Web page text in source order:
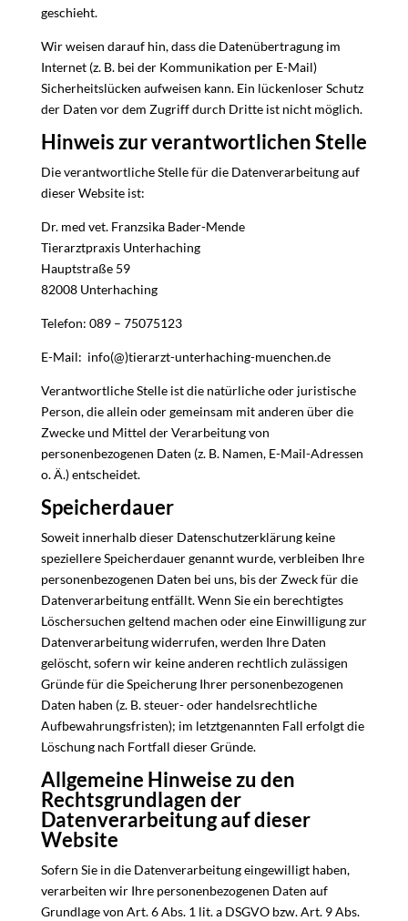
geschieht.
Wir weisen darauf hin, dass die Datenübertragung im
Internet (z. B. bei der Kommunikation per E-Mail)
Sicherheitslücken aufweisen kann. Ein lückenloser Schutz
der Daten vor dem Zugriff durch Dritte ist nicht möglich.
Hinweis zur verantwortlichen Stelle
Die verantwortliche Stelle für die Datenverarbeitung auf
dieser Website ist:
Dr. med vet. Franzsika Bader-Mende
Tierarztpraxis Unterhaching
Hauptstraße 59
82008 Unterhaching
Telefon: 089 – 75075123
E-Mail: info(@)tierarzt-unterhaching-muenchen.de
Verantwortliche Stelle ist die natürliche oder juristische
Person, die allein oder gemeinsam mit anderen über die
Zwecke und Mittel der Verarbeitung von
personenbezogenen Daten (z. B. Namen, E-Mail-Adressen
o. Ä.) entscheidet.
Speicherdauer
Soweit innerhalb dieser Datenschutzerklärung keine
speziellere Speicherdauer genannt wurde, verbleiben Ihre
personenbezogenen Daten bei uns, bis der Zweck für die
Datenverarbeitung entfällt. Wenn Sie ein berechtigtes
Löschersuchen geltend machen oder eine Einwilligung zur
Datenverarbeitung widerrufen, werden Ihre Daten
gelöscht, sofern wir keine anderen rechtlich zulässigen
Gründe für die Speicherung Ihrer personenbezogenen
Daten haben (z. B. steuer- oder handelsrechtliche
Aufbewahrungsfristen); im letztgenannten Fall erfolgt die
Löschung nach Fortfall dieser Gründe.
Allgemeine Hinweise zu den
Rechtsgrundlagen der
Datenverarbeitung auf dieser
Website
Sofern Sie in die Datenverarbeitung eingewilligt haben,
verarbeiten wir Ihre personenbezogenen Daten auf
Grundlage von Art. 6 Abs. 1 lit. a DSGVO bzw. Art. 9 Abs.